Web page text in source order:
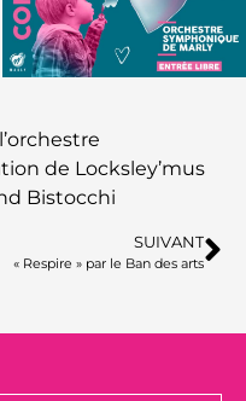
de Locksley’mus
Bistocchi
SUIVANT
« Respire » par le Ban des arts